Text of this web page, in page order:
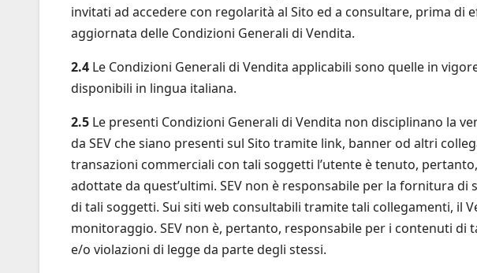
invitati ad accedere con regolarità al Sito ed a consultare, prima di
aggiornata delle Condizioni Generali di Vendita.
2.4 Le Condizioni Generali di Vendita applicabili sono quelle in
disponibili in lingua italiana.
2.5 Le presenti Condizioni Generali di Vendita non disciplinano la
da SEV che siano presenti sul Sito tramite link, banner od altri
transazioni commerciali con tali soggetti l’utente è tenuto,
adottate da quest’ultimi. SEV non è responsabile per la fornitura
di tali soggetti. Sui siti web consultabili tramite tali collegamenti, il
monitoraggio. SEV non è, pertanto, responsabile per i contenuti
e/o violazioni di legge da parte degli stessi.